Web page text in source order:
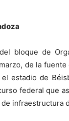
bloque de
de la
el estadio de
federal que
infraestructura